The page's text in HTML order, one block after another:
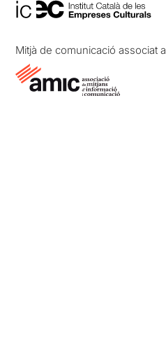
Mitjà de comunicació associat a